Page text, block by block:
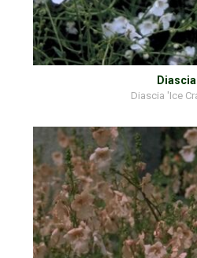
Diascia
Diascia 'Ice